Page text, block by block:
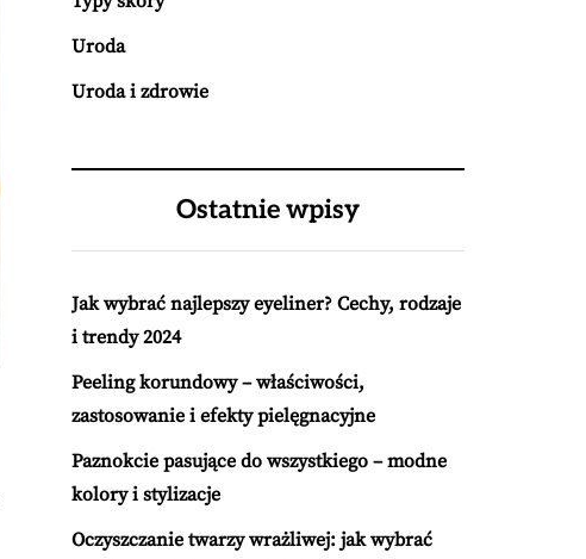
Uroda
Uroda i zdrowie
Ostatnie wpisy
Jak wybrać najlepszy eyeliner? Cechy, rodzaje
i trendy 2024
Peeling korundowy – właściwości,
zastosowanie i efekty pielęgnacyjne
Paznokcie pasujące do wszystkiego – modne
kolory i stylizacje
Oczyszczanie twarzy wrażliwej: jak wybrać